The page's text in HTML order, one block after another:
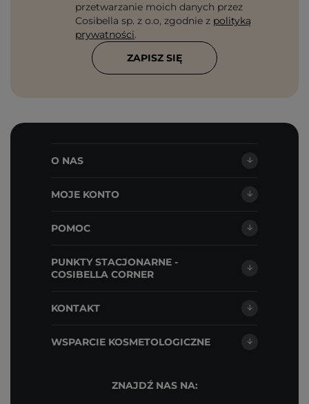
przetwarzanie moich danych przez
Cosibella sp. z o.o, zgodnie z polityką
prywatności.
ZAPISZ SIĘ
O NAS
MOJE KONTO
POMOC
PUNKTY STACJONARNE -
COSIBELLA CORNER
KONTAKT
WSPARCIE KOSMETOLOGICZNE
ZNAJDŹ NAS NA: